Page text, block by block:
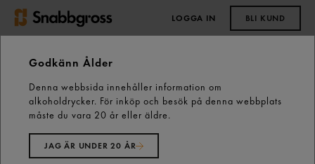
LOGGA IN BLI KUND
Start Vårt sortiment
Vårt sortiment
Godkänn Ålder
Denna webbsida innehåller information om
alkoholdrycker. För inköp och besök på denna webbplats
måste du vara 20 år eller äldre.
JAG ÄR UNDER 20 ÅR